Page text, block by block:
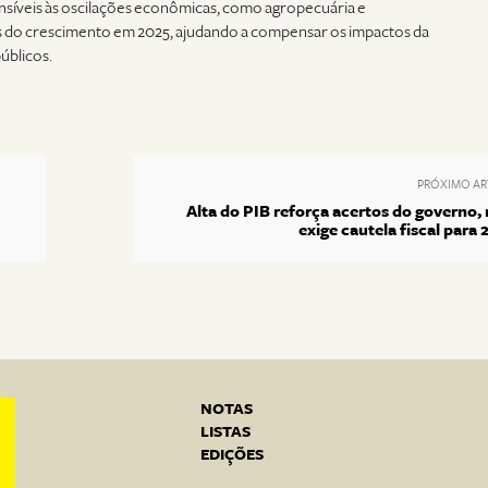
às oscilações econômicas, como agropecuária e
crescimento em 2025, ajudando a compensar os impactos da
PRÓXIMO
Alta do PIB reforça acertos do governo,
exige cautela fiscal para
NOTAS
LISTAS
EDIÇÕES